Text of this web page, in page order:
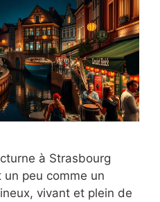
à Strasbourg
un peu comme un
vivant et plein de